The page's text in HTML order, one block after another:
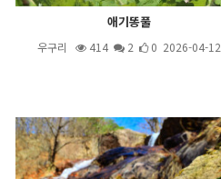
애기똥풀
우구리 414 2 0 2026-04-12